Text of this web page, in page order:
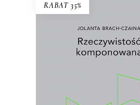
RABAT 35%
Wybór najważniejszych
wywiadów prasowych